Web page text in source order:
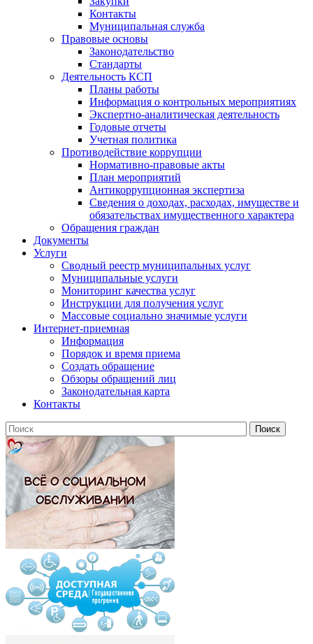
Контакты
Муниципальная служба
Правовые основы
Законодательство
Стандарты
Деятельность КСП
Планы работы
Информация о контрольных мероприятиях
Экспертно-аналитическая деятельность
Годовые отчеты
Учетная политика
Противодействие коррупции
Нормативно-правовые акты
План мероприятий
Антикоррупционная экспертиза
Сведения о доходах, расходах, имуществе и
обязательствах имущественного характера
Обращения граждан
Документы
Услуги
Сводный реестр муниципальных услуг
Муниципальные услуги
Мониторинг качества услуг
Инструкции для получения услуг
Массовые социально значимые услуги
Интернет-приемная
Информация
Порядок и время приема
Создать обращение
Обзоры обращений лиц
Законодательная карта
Контакты